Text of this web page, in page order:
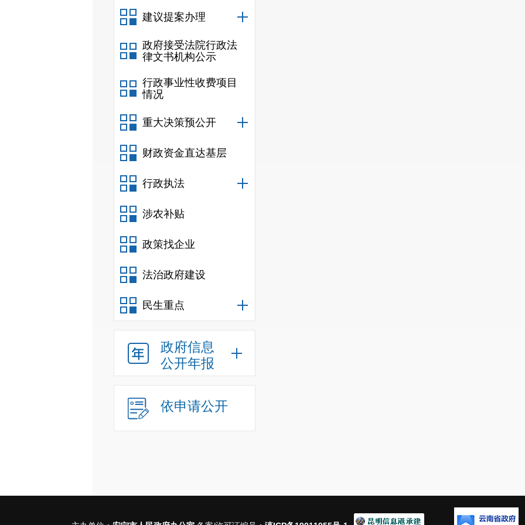
建议提案办理
政府接受法院行政法
律文书机构公示
行政事业性收费项目
情况
重大决策预公开
财政资金直达基层
行政执法
涉农补贴
政策找企业
法治政府建设
民生重点
政府信息
公开年报
依申请公开